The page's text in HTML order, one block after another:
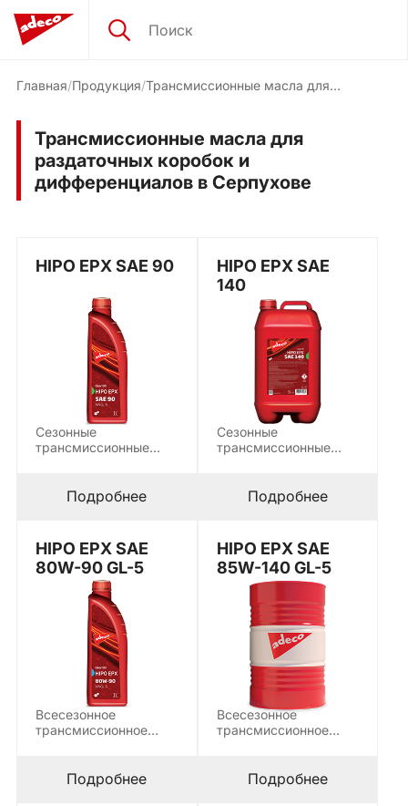
Главная Продукция Трансмиссионные масла для
Трансмиссионные масла для
раздаточных коробок и
дифференциалов в Серпухове
HIPO EPX SAE 90
Сезонные
трансмиссионные
типов гипоидных
передач…
Подробнее
HIPO EPX SAE
140
Сезонные
трансмиссионные
типов гипоидных
передач…
Подробнее
HIPO EPX SAE
80W-90 GL-5
Всесезонное
трансмиссионное
типов гипоидных
передач…
Подробнее
HIPO EPX SAE
85W-140 GL-5
Всесезонное
трансмиссионное
типов гипоидных
передач…
Подробнее